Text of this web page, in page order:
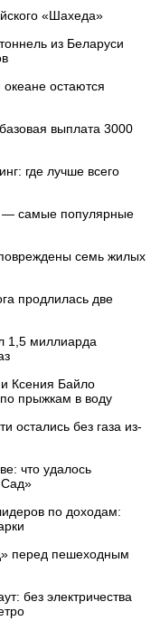
«Шахеда»
из Беларуси
остаются
выплата 3000
где лучше всего
— самые популярные
семь жилых
продлилась две
1,5 миллиарда
Ксения Байло
прыжкам в воду
остались без газа из-
что удалось
Сад»
по доходам:
перед пешеходным
без электричества